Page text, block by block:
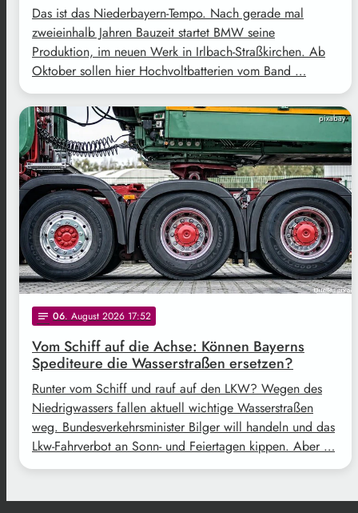
Das ist das Niederbayern-Tempo. Nach gerade mal
zweieinhalb Jahren Bauzeit startet BMW seine
Produktion, im neuen Werk in Irlbach-Straßkirchen. Ab
Oktober sollen hier Hochvoltbatterien vom Band …
pixabay
notes 06. August 2026 17:52
Vom Schiff auf die Achse: Können Bayerns
Spediteure die Wasserstraßen ersetzen?
Runter vom Schiff und rauf auf den LKW? Wegen des
Niedrigwassers fallen aktuell wichtige Wasserstraßen
weg. Bundesverkehrsminister Bilger will handeln und das
Lkw-Fahrverbot an Sonn- und Feiertagen kippen. Aber …